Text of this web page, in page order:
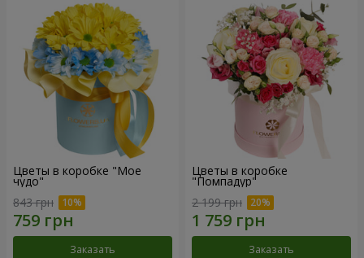
Цветы в коробке "Мое
чудо"
843 грн
Заказать
Цветы в коробке
"Помпадур"
2 199 грн
Заказать